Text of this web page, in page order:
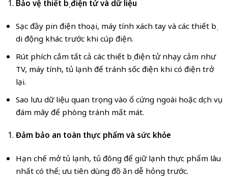
Bảo vệ thiết bị điện tử và dữ liệu
Sạc đầy pin điện thoại, máy tính xách tay và các thiết bị
di động khác trước khi cúp điện.
Rút phích cắm tất cả các thiết bị điện tử nhạy cảm như
TV, máy tính, tủ lạnh để tránh sốc điện khi có điện trở
lại.
Sao lưu dữ liệu quan trọng vào ổ cứng ngoài hoặc dịch vụ
đám mây để phòng tránh mất mát.
Đảm bảo an toàn thực phẩm và sức khỏe
Hạn chế mở tủ lạnh, tủ đông để giữ lạnh thực phẩm lâu
nhất có thể; ưu tiên dùng đồ ăn dễ hỏng trước.